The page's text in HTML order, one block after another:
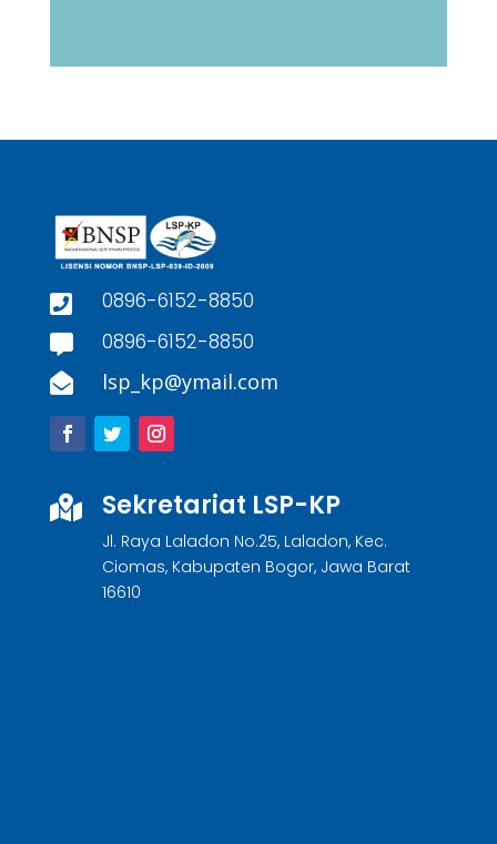
 0896-6152-8850
 0896-6152-8850
 lsp_kp@ymail.com
 Sekretariat LSP-KP
Jl. Raya Laladon No.25, Laladon, Kec.
Ciomas, Kabupaten Bogor, Jawa Barat
16610